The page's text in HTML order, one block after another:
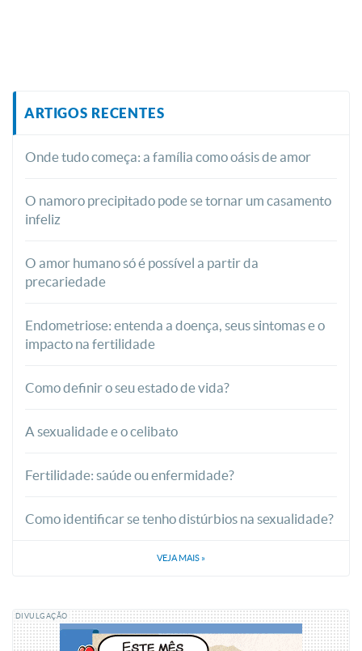
ARTIGOS RECENTES
Onde tudo começa: a família como oásis de amor
O namoro precipitado pode se tornar um casamento
infeliz
O amor humano só é possível a partir da
precariedade
Endometriose: entenda a doença, seus sintomas e o
impacto na fertilidade
Como definir o seu estado de vida?
A sexualidade e o celibato
Fertilidade: saúde ou enfermidade?
Como identificar se tenho distúrbios na sexualidade?
VEJA MAIS »
DIVULGAÇÃO